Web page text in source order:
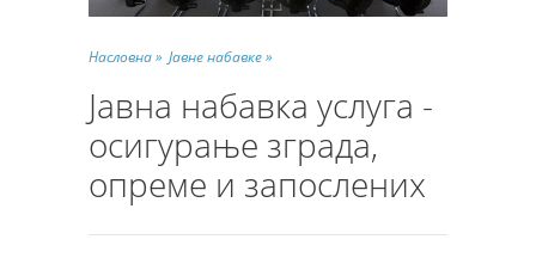
Насловна » Јавне набавке »
Јавна набавка услуга -
осигурање зграда,
опреме и запослених